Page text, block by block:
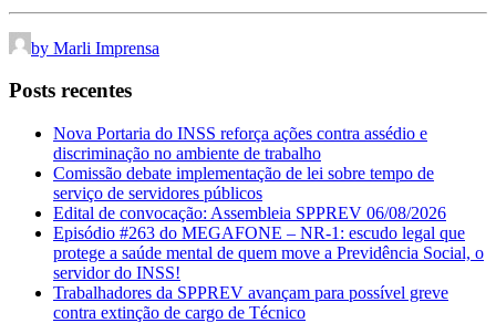
by Marli Imprensa
Posts recentes
Nova Portaria do INSS reforça ações contra assédio e
discriminação no ambiente de trabalho
Comissão debate implementação de lei sobre tempo de
serviço de servidores públicos
Edital de convocação: Assembleia SPPREV 06/08/2026
Episódio #263 do MEGAFONE – NR-1: escudo legal que
protege a saúde mental de quem move a Previdência Social, o
servidor do INSS!
Trabalhadores da SPPREV avançam para possível greve
contra extinção de cargo de Técnico